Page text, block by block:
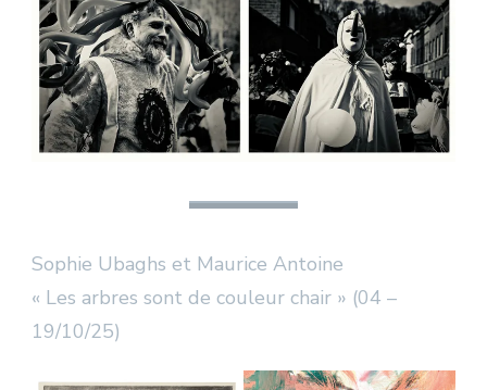
Sophie Ubaghs et Maurice Antoine
« Les arbres sont de couleur chair » (04 –
19/10/25)